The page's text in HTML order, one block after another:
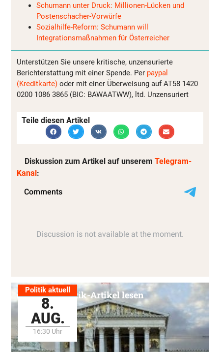
Schumann unter Druck: Millionen-Lücken und
Postenschacher-Vorwürfe
Sozialhilfe-Reform: Schumann will
Integrationsmaßnahmen für Österreicher
Unterstützen Sie unsere kritische, unzensurierte
Berichterstattung mit einer Spende. Per paypal
(Kreditkarte) oder mit einer Überweisung auf AT58 1420
0200 1086 3865 (BIC: BAWAATWW), ltd. Unzensuriert
Teile diesen Artikel
Diskussion zum Artikel auf unserem Telegram-
Kanal :
Politik aktuell
8.
AUG.
16:30 Uhr
Alle Politik-Artikel lesen